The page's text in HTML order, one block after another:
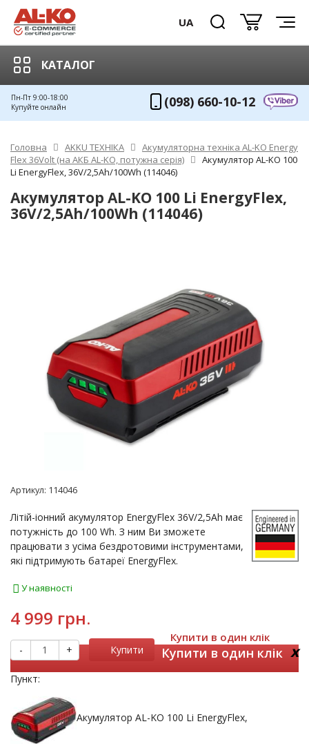
UA
КАТАЛОГ
Пн-Пт 9:00-18:00
Купуйте онлайн
(098) 660-10-12
Головна AKKU ТЕХНІКА
Акумуляторна техніка AL-KO Energy
Flex 36Volt (на АКБ AL-KO, потужна серія)
Акумулятор AL-KO 100
Li EnergyFlex, 36V/2,5Ah/100Wh (114046)
Акумулятор AL-KO 100 Li EnergyFlex,
36V/2,5Ah/100Wh (114046)
Артикул: 114046
Літій-іонний акумулятор EnergyFlex 36V/2,5Ah має
потужність до 100 Wh. З ним Ви зможете
працювати з усіма бездротовими інструментами,
які підтримують батареї EnergyFlex.
У наявності
4 999 грн.
- + Купити
Купити в один клік
Купити в один клік x
Пункт:
Акумулятор AL-KO 100 Li EnergyFlex,